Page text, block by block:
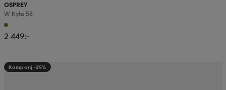
OSPREY
W Kyte 58
2 449:-
Kampanj -25%